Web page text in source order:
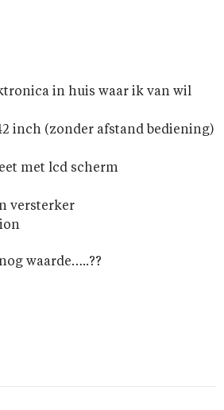
in huis waar ik van wil
inch (zonder afstand bediening)
met lcd scherm
versterker
waarde…..??